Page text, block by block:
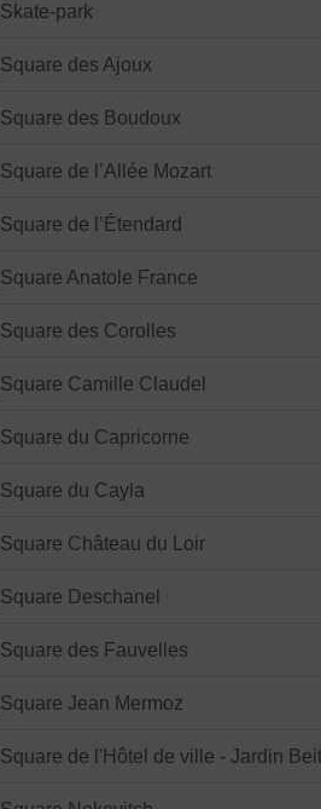
Skate-park
Square des Ajoux
Square des Boudoux
Square de l’Allée Mozart
Square de l’Étendard
Square Anatole France
Square des Corolles
Square Camille Claudel
Square du Capricorne
Square du Cayla
Square Château du Loir
Square Deschanel
Square des Fauvelles
Square Jean Mermoz
Square de l'Hôtel de ville - Jardin